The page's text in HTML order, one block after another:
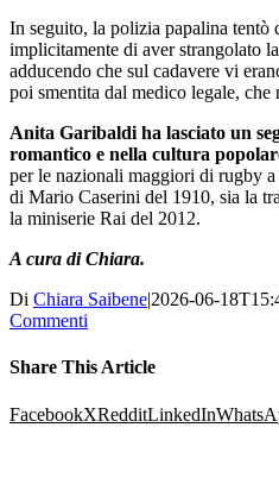
In seguito, la polizia papalina tentò
implicitamente di aver strangolato
adducendo che sul cadavere vi
poi smentita dal medico legale,
Anita Garibaldi ha lasciato un
romantico e nella cultura
per le nazionali maggiori di rugby
di Mario Caserini del 1910, sia la
la miniserie Rai del 2012.
A cura di Chiara.
Di Chiara Saibene|2026-06-
Commenti
Share This Article
FacebookXRedditLinkedIn